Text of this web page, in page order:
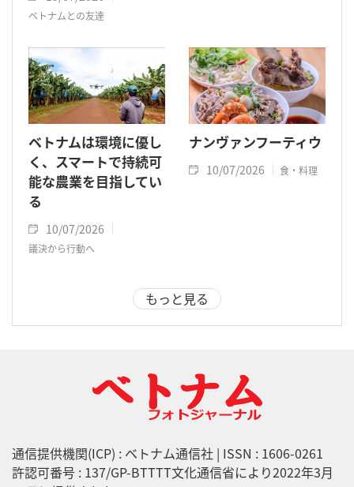
ベトナムとの友達
ベトナムは環境に優し
く、スマートで持続可
能な農業を目指してい
る
10/07/2026
議決から行動へ
ナンヴァンフーティウ
10/07/2026 食・料理
もっと見る
通信提供機関(ICP) : ベトナム通信社 | ISSN : 1606-0261
許認可番号 : 137/GP-BTTTT文化通信省により2022年3月